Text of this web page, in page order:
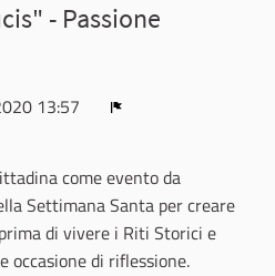
- Passione
13:57
come evento da
Settimana Santa per creare
di vivere i Riti Storici e
occasione di riflessione.